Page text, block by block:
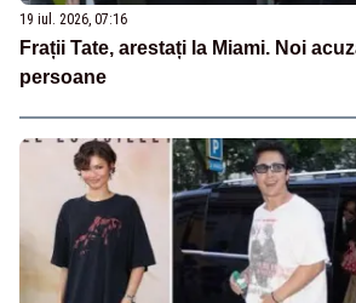
19 iul. 2026, 07:16
Frații Tate, arestați la Miami. Noi
persoane